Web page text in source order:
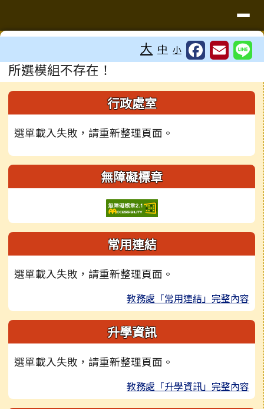
大 中 小
主內容區域
所選模組不存在！
左邊區域內容 行政處室
選單載入失敗，請重新整理頁面。
無障礙標章
常用連結
選單載入失敗，請重新整理頁面。
教務處「常用連結」完整內容
升學資訊
選單載入失敗，請重新整理頁面。
教務處「升學資訊」完整內容
頁尾區域